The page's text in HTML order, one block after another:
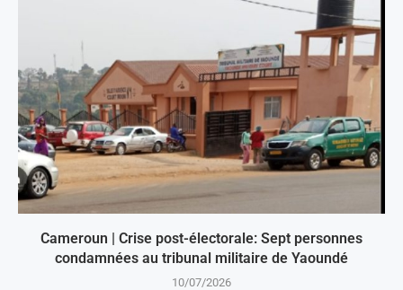
Cameroun | Crise post-électorale: Sept personnes
condamnées au tribunal militaire de Yaoundé
10/07/2026